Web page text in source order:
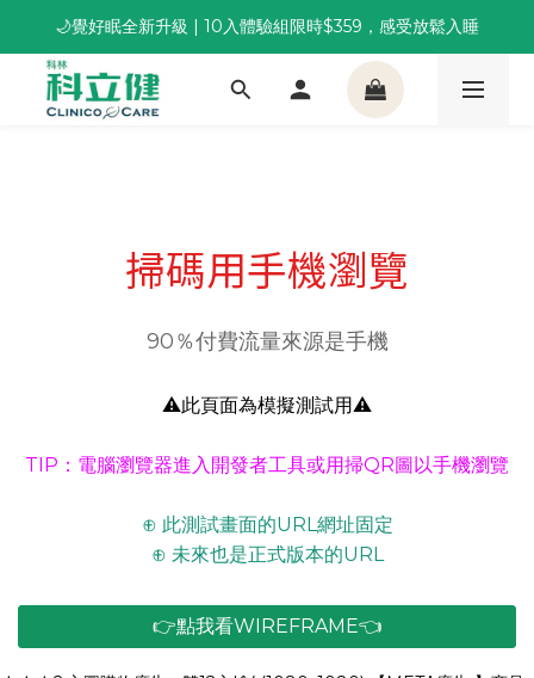
董事長推薦保養組合｜體驗價 $1,800 起，最高享 6 折
🌙覺好眠全新升級 | 10入體驗組限時$359，感受放鬆入睡
董事長推薦保養組合｜體驗價 $1,800 起，最高享 6 折
掃碼用手機瀏覽
90％付費流量來源是手機
⚠️此頁面為模擬測試用⚠️
TIP：電腦瀏覽器進入開發者工具或用掃QR圖以手機瀏覽
⊕ 此測試畫面的URL網址固定
⊕ 未來也是正式版本的URL
👉點我看WIREFRAME👈